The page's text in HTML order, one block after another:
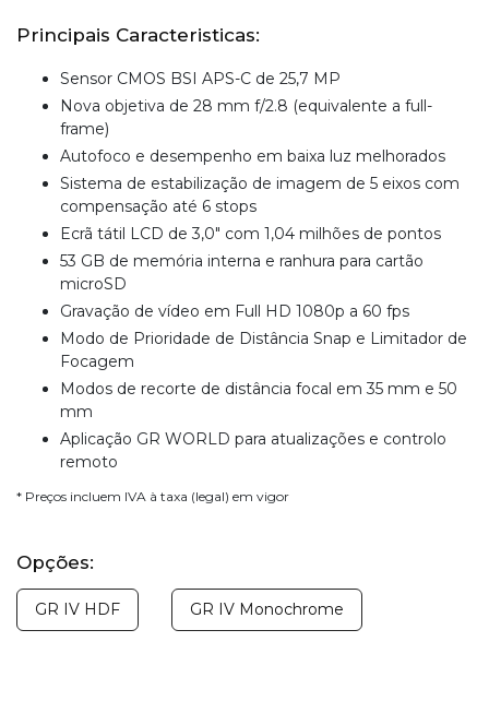
Principais Caracteristicas:
Sensor CMOS BSI APS-C de 25,7 MP
Nova objetiva de 28 mm f/2.8 (equivalente a full-
frame)
Autofoco e desempenho em baixa luz melhorados
Sistema de estabilização de imagem de 5 eixos com
compensação até 6 stops
Ecrã tátil LCD de 3,0" com 1,04 milhões de pontos
53 GB de memória interna e ranhura para cartão
microSD
Gravação de vídeo em Full HD 1080p a 60 fps
Modo de Prioridade de Distância Snap e Limitador de
Focagem
Modos de recorte de distância focal em 35 mm e 50
mm
Aplicação GR WORLD para atualizações e controlo
remoto
* Preços incluem IVA à taxa (legal) em vigor
Opções:
GR IV HDF GR IV Monochrome